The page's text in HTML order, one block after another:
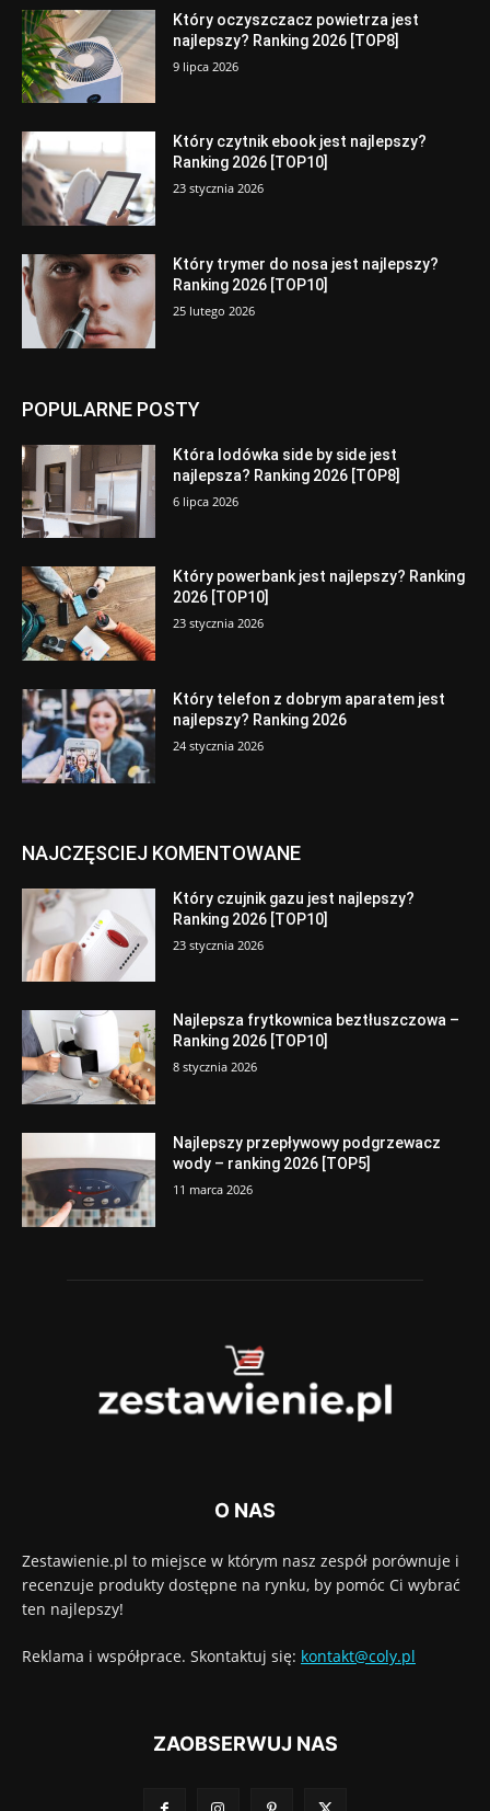
Który oczyszczacz powietrza jest
najlepszy? Ranking 2026 [TOP8]
9 lipca 2026
Który czytnik ebook jest najlepszy?
Ranking 2026 [TOP10]
23 stycznia 2026
Który trymer do nosa jest najlepszy?
Ranking 2026 [TOP10]
25 lutego 2026
POPULARNE POSTY
Która lodówka side by side jest
najlepsza? Ranking 2026 [TOP8]
6 lipca 2026
Który powerbank jest najlepszy? Ranking
2026 [TOP10]
23 stycznia 2026
Który telefon z dobrym aparatem jest
najlepszy? Ranking 2026
24 stycznia 2026
NAJCZĘSCIEJ KOMENTOWANE
Który czujnik gazu jest najlepszy?
Ranking 2026 [TOP10]
23 stycznia 2026
Najlepsza frytkownica beztłuszczowa –
Ranking 2026 [TOP10]
8 stycznia 2026
Najlepszy przepływowy podgrzewacz
wody – ranking 2026 [TOP5]
11 marca 2026
O NAS
Zestawienie.pl to miejsce w którym nasz zespół porównuje i
recenzuje produkty dostępne na rynku, by pomóc Ci wybrać
ten najlepszy!
Reklama i współprace. Skontaktuj się: kontakt@coly.pl
ZAOBSERWUJ NAS